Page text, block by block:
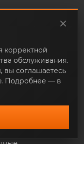
64
77-
корректной
обслуживания.
вы соглашаетесь
Подробнее — в